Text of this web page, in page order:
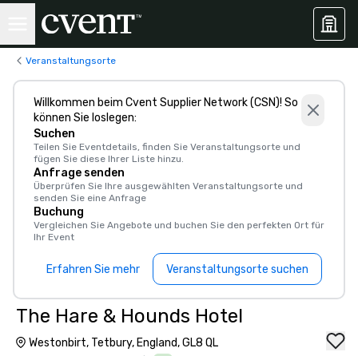
Veranstaltungsorte
Willkommen beim Cvent Supplier Network (CSN)! So
können Sie loslegen:
Suchen
Teilen Sie Eventdetails, finden Sie Veranstaltungsorte und
fügen Sie diese Ihrer Liste hinzu.
Anfrage senden
Überprüfen Sie Ihre ausgewählten Veranstaltungsorte und
senden Sie eine Anfrage
Buchung
Vergleichen Sie Angebote und buchen Sie den perfekten Ort für
Ihr Event
Erfahren Sie mehr Veranstaltungsorte suchen
The Hare & Hounds Hotel
Westonbirt, Tetbury, England, GL8 QL